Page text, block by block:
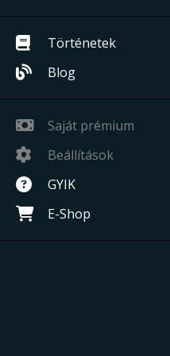
Történetek
Blog
Saját prémium
Beállítások
GYIK
E-Shop